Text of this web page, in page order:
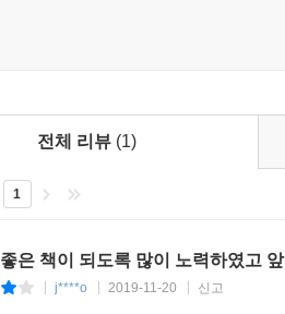
전체 리뷰 (1)
1
좋은 책이 되도록 많이 노력하였고
j****o 2019-11-20 신고